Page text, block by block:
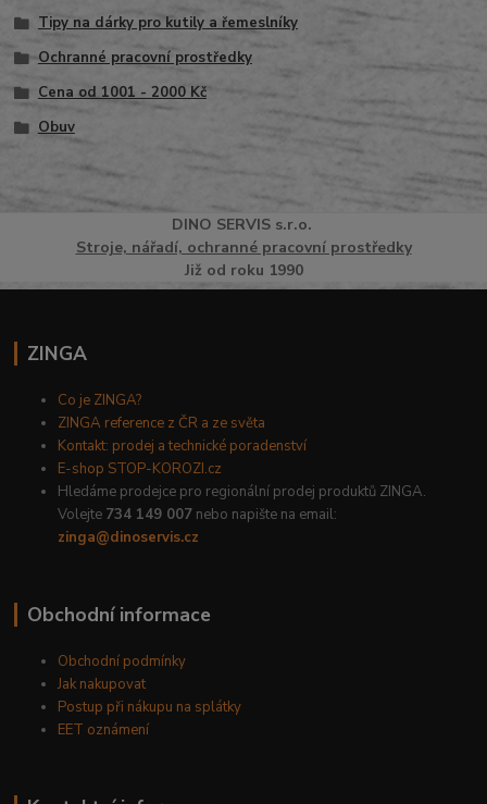
Tipy na dárky pro kutily a řemeslníky
Ochranné pracovní prostředky
Cena od 1001 - 2000 Kč
Obuv
DINO SERVISs.r.o.
Stroje, nářadí, ochranné pracovní prostředky
Již od roku 1990
ZINGA
Co je ZINGA?
ZINGA reference z ČR a ze světa
Kontakt: prodej a technické poradenství
E-shop STOP-KOROZI.cz
Hledáme prodejce pro regionální prodej produktů ZINGA.
Volejte 734 149 007 nebo napište na email:
zinga@dinoservis.cz
Obchodní informace
Obchodní podmínky
Jak nakupovat
Postup při nákupu na splátky
EET oznámení